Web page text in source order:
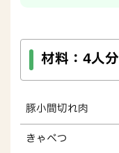
材料： 4人分
豚小間切れ肉
きゃべつ